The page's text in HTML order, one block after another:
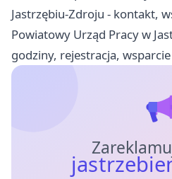
Jastrzębiu-Zdroju - kontakt,
Powiatowy Urząd Pracy w
godziny, rejestracja,